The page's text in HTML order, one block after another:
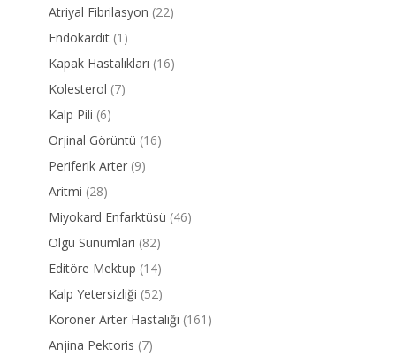
Atriyal Fibrilasyon (22)
Endokardit (1)
Kapak Hastalıkları (16)
Kolesterol (7)
Kalp Pili (6)
Orjinal Görüntü (16)
Periferik Arter (9)
Aritmi (28)
Miyokard Enfarktüsü (46)
Olgu Sunumları (82)
Editöre Mektup (14)
Kalp Yetersizliği (52)
Koroner Arter Hastalığı (161)
Anjina Pektoris (7)